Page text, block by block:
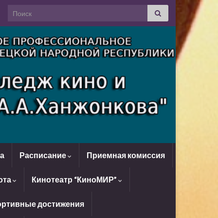
Search for:
Расписание Приемная комиссия
Кинотеатр “КиноМИР”
достижения